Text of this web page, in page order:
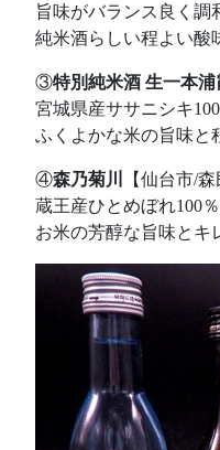
旨味がバランス良く調
純米酒らしい程よい酸
③特別純米酒 生一本浦
宮城県産ササニシキ100
ふくよかな米の旨味と
④森乃菊川
【仙台市/森
蔵王産ひとめぼれ100％
お米の芳醇な旨味とキ